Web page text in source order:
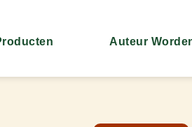
Auteur